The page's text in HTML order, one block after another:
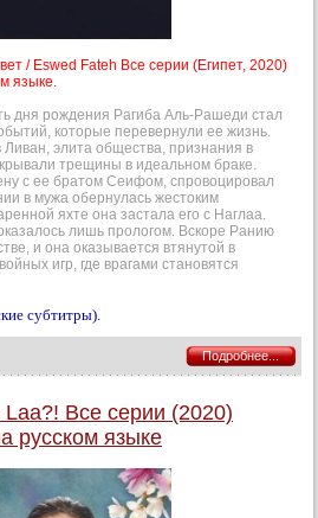
/ Eswed Fateh Все серии (Египет, 2020)
языке.
дня рождения Рагиба Аль-Рашеди стал
которые перевернули ее жизнь.
элита общества, признания в
трещины в идеальном браке.
с ее братом Сеифом, спровоцировал
в мужа обернулась жестоким
яхте она застала его с Наглаа.
лишь прологом. Вскоре Ранию
и она оказывается втянутой в
игр, где врагами становятся
субтитры).
Подробнее...
Все серии (2020)
русском языке